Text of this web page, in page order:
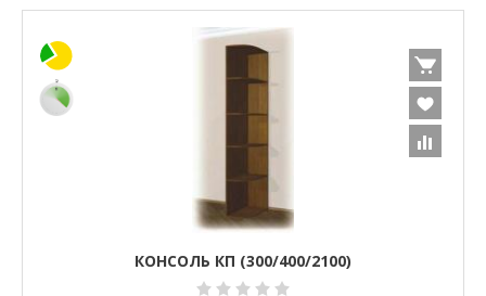
КОНСОЛЬ КП (300/400/2100)